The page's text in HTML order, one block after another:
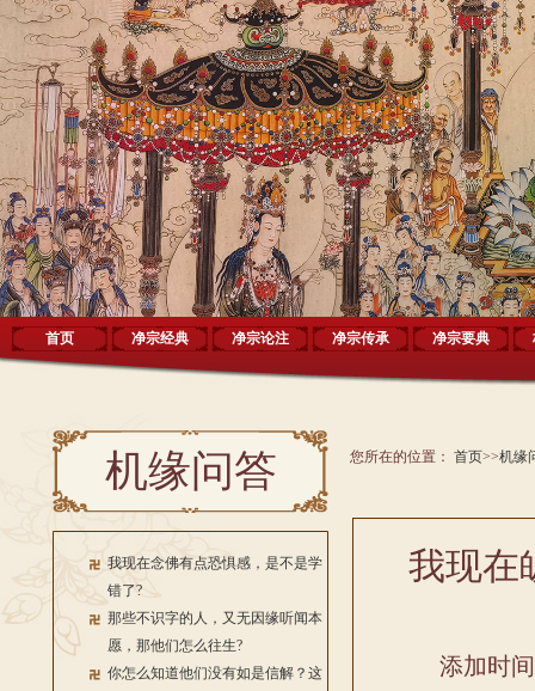
首页 净宗经典 净宗论注 净宗传承 净宗要典
机缘问答
我现在念佛有点恐惧感，是不是学
错了?
那些不识字的人，又无因缘听闻本
愿，那他们怎么往生?
你怎么知道他们没有如是信解？这
您所在的位置： 首页>>机缘
我现在
添加时